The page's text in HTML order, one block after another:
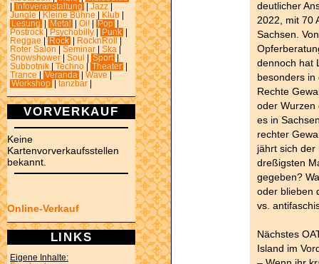
Infoveranstaltung Jazz
Jungle
Kleine Bühne Klub
Lesung
Metal Oi! Pop
Postrock
Psychobilly Punk
Reggae
Rock RocknRoll
Roter Salon
Seminar Ska
Snowshower
Soul Sport
Subbotnik
Techno Theater
Trance
Veranda Wave
Workshop
tanzbar
VORVERKAUF
Keine
Kartenvorverkaufsstellen
bekannt.
Online-Verkauf
LINKS
Eigene Inhalte:
deutlicher
2022, mit 70
Sachsen.
dennoch hat
besonders in
Rechte
oder Wurzen
es in
rechter
jährt sich der
dreßigsten
gegeben?
oder blieben
vs.
Nächstes
Island im